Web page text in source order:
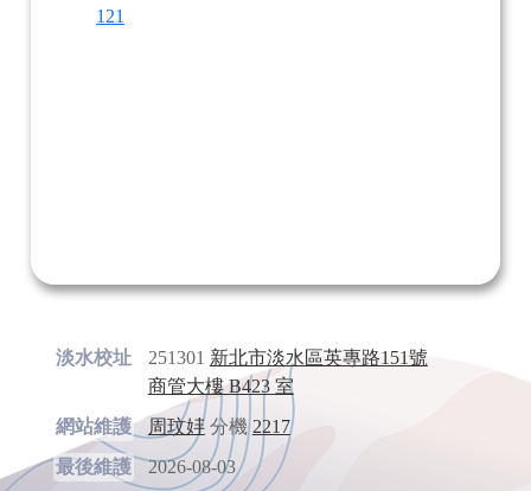
121
淡水校址 251301 新北市淡水區英專路151號
商管大樓 B423 室
網站維護
周玟妦分機2217
最後維護
2026-08-03